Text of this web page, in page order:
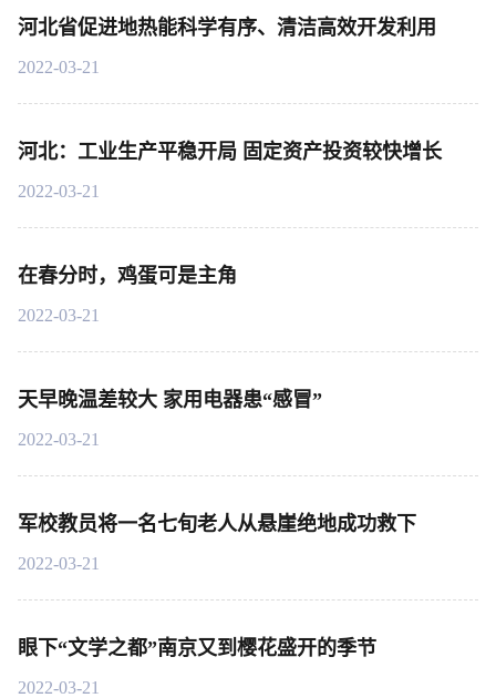
河北省促进地热能科学有序、清洁高效开发利用
2022-03-21
河北：工业生产平稳开局 固定资产投资较快增长
2022-03-21
在春分时，鸡蛋可是主角
2022-03-21
天早晚温差较大 家用电器患“感冒”
2022-03-21
军校教员将一名七旬老人从悬崖绝地成功救下
2022-03-21
眼下“文学之都”南京又到樱花盛开的季节
2022-03-21